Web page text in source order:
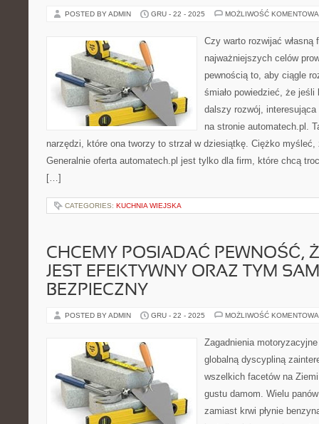
POSTED BY ADMIN GRU - 22 - 2025 MOŻLIWOŚĆ
Czy warto rozwijać własną
najważniejszych celów
pewnością to, aby ciągle
śmiało powiedzieć, że
dalszy rozwój,
na stronie automatech.pl.
narzędzi, które ona tworzy to strzał w dziesiątkę. Ciężko
Generalnie oferta automatech.pl jest tylko dla firm, które chcą
[…]
CATEGORIES: KUCHNIA WIEJSKA
CHCEMY POSIADAĆ PEWNOŚĆ,
JEST EFEKTYWNY ORAZ TYM
BEZPIECZNY
POSTED BY ADMIN GRU - 22 - 2025 MOŻLIWOŚĆ
Zagadnienia
globalną dyscypliną
wszelkich facetów na
gustu damom. Wielu
zamiast krwi płynie